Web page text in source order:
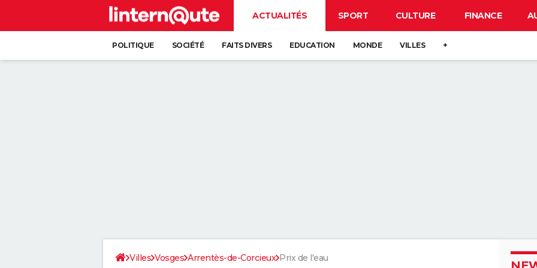
ACTUALITÉS SPORT CULTURE FINANCE
POLITIQUE SOCIÉTÉ FAITS DIVERS EDUCATION MONDE VILLES +
Villes Vosges Arrentès-de-Corcieux Prix de l'eau